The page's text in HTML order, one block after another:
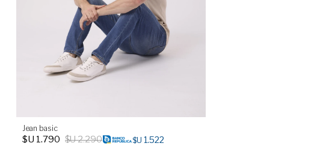
Jean basic
$U 1.790 $U2.290 $U 1.522